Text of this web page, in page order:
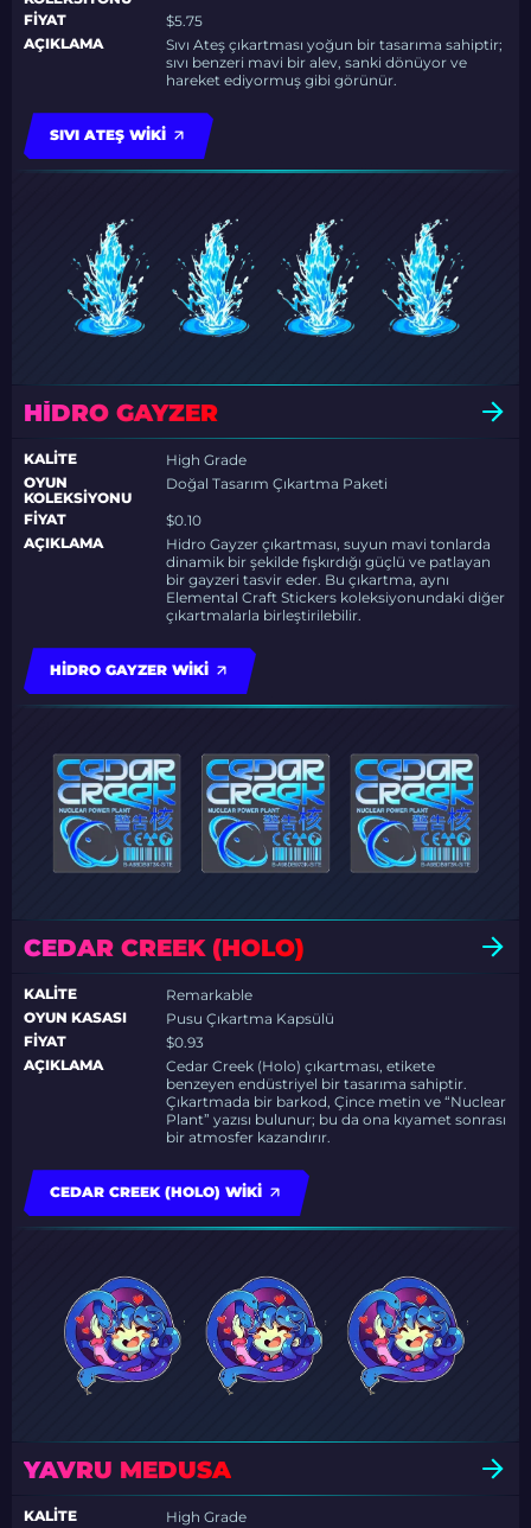
FIYAT
$5.75
AÇIKLAMA
Sıvı Ateş çıkartması yoğun bir tasarıma sahiptir;
sıvı benzeri mavi bir alev, sanki dönüyor ve
hareket ediyormuş gibi görünür.
SIVI ATEŞ WIKI
HIDRO GAYZER
KALITE
High Grade
OYUN
KOLEKSIYONU
Doğal Tasarım Çıkartma Paketi
FIYAT
$0.10
AÇIKLAMA
Hidro Gayzer çıkartması, suyun mavi tonlarda
dinamik bir şekilde fışkırdığı güçlü ve patlayan
bir gayzeri tasvir eder. Bu çıkartma, aynı
Elemental Craft Stickers koleksiyonundaki diğer
çıkartmalarla birleştirilebilir.
HIDRO GAYZER WIKI
CEDAR CREEK (HOLO)
KALITE
Remarkable
OYUN KASASI
Pusu Çıkartma Kapsülü
FIYAT
$0.93
AÇIKLAMA
Cedar Creek (Holo) çıkartması, etikete
benzeyen endüstriyel bir tasarıma sahiptir.
Çıkartmada bir barkod, Çince metin ve “Nuclear
Plant” yazısı bulunur; bu da ona kıyamet sonrası
bir atmosfer kazandırır.
CEDAR CREEK (HOLO) WIKI
YAVRU MEDUSA
KALITE
High Grade